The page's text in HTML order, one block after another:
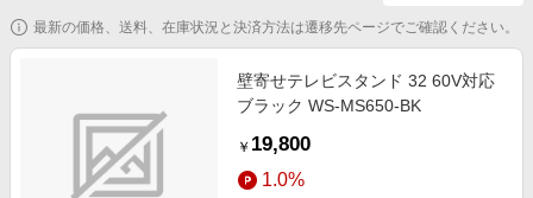
コスメ・健康・医薬品
家電・PC・スマホ・カメラ
対象ストア新規限定特典
楽天ペイ導入ストア
楽天サービス特集
最新の価格、送料、在庫状況と決済方法は遷移先ページでご確認ください。
壁寄せテレビスタンド 32 60V対応
ブラック WS-MS650-BK
￥ 19,800
1.0%